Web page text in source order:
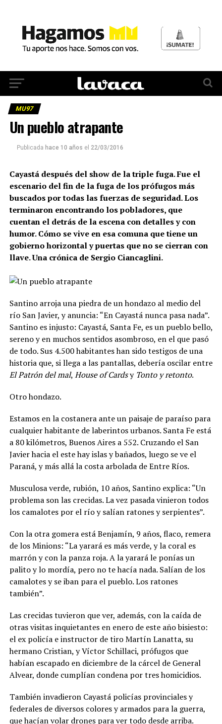
MU97
Un pueblo atrapante
Publicada hace 10 años el 22/03/2016
Cayastá después del show de la triple fuga. Fue el
escenario del fin de la fuga de los prófugos más
buscados por todas las fuerzas de seguridad. Los
terminaron encontrando los pobladores, que
cuentan el detrás de la escena con detalles y con
humor. Cómo se vive en esa comuna que tiene un
gobierno horizontal y puertas que no se cierran con
llave. Una crónica de Sergio Ciancaglini.
Santino arroja una piedra de un hondazo al medio del
río San Javier, y anuncia: “En Cayastá nunca pasa nada”.
Santino es injusto: Cayastá, Santa Fe, es un pueblo bello,
sereno y en muchos sentidos asombroso, en el que pasó
de todo. Sus 4.500 habitantes han sido testigos de una
historia que, si llega a las pantallas, debería oscilar entre
El Patrón del mal, House of Cardsy Tonto y retonto.
Otro hondazo.
Estamos en la costanera ante un paisaje de paraíso para
cualquier habitante de laberintos urbanos. Santa Fe está
a 80 kilómetros, Buenos Aires a 552. Cruzando el San
Javier hacia el este hay islas y bañados, luego se ve el
Paraná, y más allá la costa arbolada de Entre Ríos.
Musculosa verde, rubión, 10 años, Santino explica: “Un
problema son las crecidas. La vez pasada vinieron todos
los camalotes por el río y salían ratones y serpientes”.
Con la otra gomera está Benjamín, 9 años, flaco, remera
de los Minions: “La yarará es más verde, y la coral es
marrón y con la panza roja. A la yarará le ponías un
palito y lo mordía, pero no te hacía nada. Salían de los
camalotes y se iban para el pueblo. Los ratones
también”.
Las crecidas tuvieron que ver, además, con la caída de
otras visitas inquietantes en enero de este año bisiesto:
el ex policía e instructor de tiro Martín Lanatta, su
hermano Cristian, y Víctor Schillaci, prófugos que
habían escapado en diciembre de la cárcel de General
Alvear, donde cumplían condena por tres homicidios.
También invadieron Cayastá policías provinciales y
federales de diversos colores y armados para la guerra,
que hacían volar drones para ver todo desde arriba.